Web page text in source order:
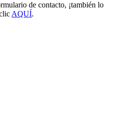
de contacto, ¡también lo
AQUÍ.